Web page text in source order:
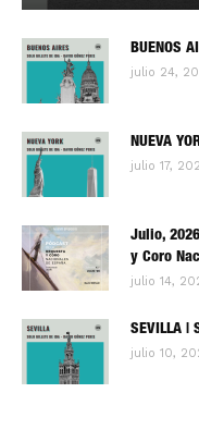
BUENOS
julio 24,
NUEVA
julio 17,
Julio,
y Coro
julio 14,
SEVILLA |
julio 10,